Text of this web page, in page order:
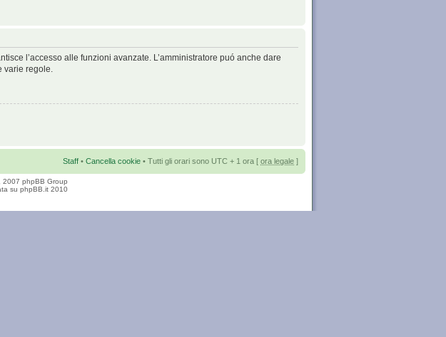
l’accesso alle funzioni avanzate. L’amministratore puó anche dare
regole.
Staff • Cancella cookie • Tutti gli orari sono UTC + 1 ora [ ora legale ]
phpBB Group
su phpBB.it 2010